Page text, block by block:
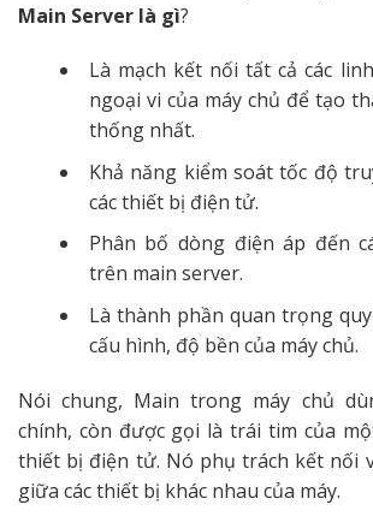
Main Server là gì?
Là mạch kết nối tất cả các
ngoại vi của máy chủ để tạo
thống nhất.
Khả năng kiểm soát tốc độ
các thiết bị điện tử.
Phân bố dòng điện áp đến
trên main server.
Là thành phần quan trọng
cấu hình, độ bền của máy chủ.
Nói chung, Main trong máy chủ
chính, còn được gọi là trái tim của
thiết bị điện tử. Nó phụ trách kết nối
giữa các thiết bị khác nhau của máy.